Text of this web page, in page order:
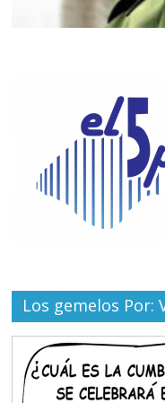
Los gemelos Por: